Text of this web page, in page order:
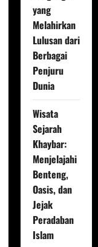
yang
Melahirkan
Lulusan dari
Berbagai
Penjuru
Dunia
Wisata
Sejarah
Khaybar:
Menjelajahi
Benteng,
Oasis, dan
Jejak
Peradaban
Islam